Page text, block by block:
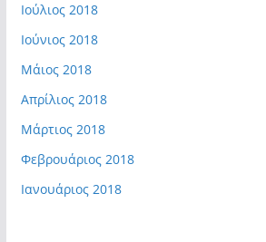
Ιούλιος 2018
Ιούνιος 2018
Μάιος 2018
Απρίλιος 2018
Μάρτιος 2018
Φεβρουάριος 2018
Ιανουάριος 2018